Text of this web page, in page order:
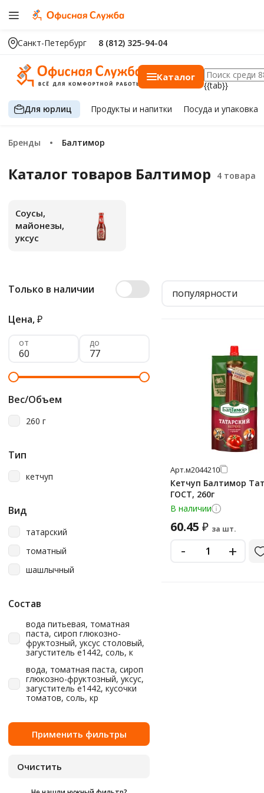
Санкт-Петербург 8 (812) 325-94-04
Каталог
{{tab}}
Для юрлиц Продуктыи напитки Посуда и упаковка
Бренды Балтимор
Каталог товаров Балтимор
Соусы,
майонезы,
уксус
Только в наличии
Цена,₽
от до
Вес/Объем
260 г
Тип
кетчуп
Вид
татарский
томатный
шашлычный
Состав
вода питьевая, томатная
паста, сироп глюкозно-
фруктозный, уксус столовый,
загуститель e1442, соль, к
вода, томатная паста, сироп
глюкозно-фруктозный, уксус,
загуститель е1442, кусочки
томатов, соль, кр
популярности
Арт.м2044210
Кетчуп Балтимор
ГОСТ, 260г
В наличии
60.45 ₽ за шт.
- +